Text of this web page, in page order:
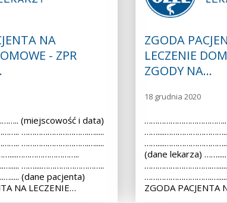
NA
- ZPR
(miejscowość i data)
………………………….….....
………………………….….....
……....………………………..
(dane pacjenta)
NA LECZENIE…
ZGODA
LECZENIE
ZGODY NA…
18 grudnia 2020
………………………………..
(dane lekarza)
………………………….….....
ZGODA PACJENTA